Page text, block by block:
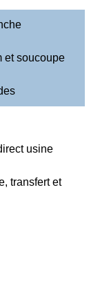
et soucoupe
usine
transfert et